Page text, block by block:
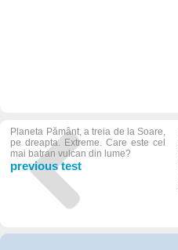
Planeta Pământ, a treia de la Soare,
pe dreapta. Extreme. Care este cel
mai batran vulcan din lume?
previous test